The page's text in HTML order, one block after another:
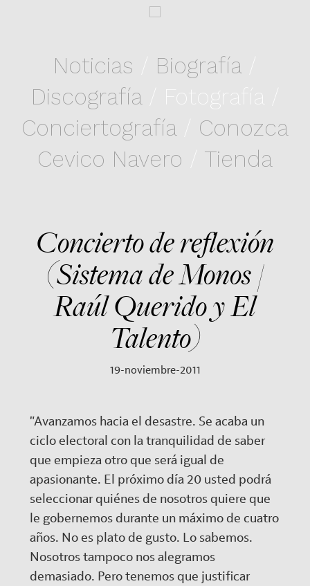
Noticias Biografía/
Discografía/ Fotografía /
Conciertografía/ Conozca
Cevico Navero
Tienda
Concierto de reflexión
(Sistema de Monos /
Raúl Querido y El
Talento)
19-noviembre-2011
"Avanzamos hacia el desastre. Se acaba un
ciclo electoral con la tranquilidad de saber
que empieza otro que será igual de
apasionante. El próximo día 20 usted podrá
seleccionar quiénes de nosotros quiere que
le gobernemos durante un máximo de cuatro
años. No es plato de gusto. Lo sabemos.
Nosotros tampoco nos alegramos
demasiado. Pero tenemos que justificar